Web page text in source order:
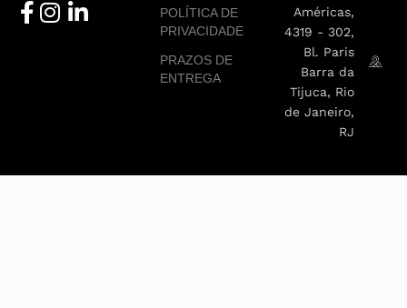
POLÍTICA DE
PRIVACIDADE
PRAZOS DE
ENTREGA
Américas,
4319 - 302,
Bl. Paris
Barra da
Tijuca, Rio
de Janeiro,
RJ